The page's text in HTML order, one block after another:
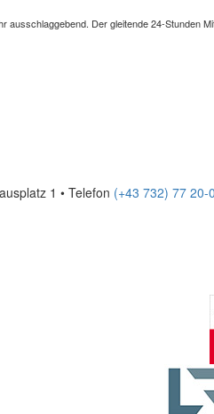
Der gleitende 24-Stunden
1 • Telefon (+43 732) 77 20-0